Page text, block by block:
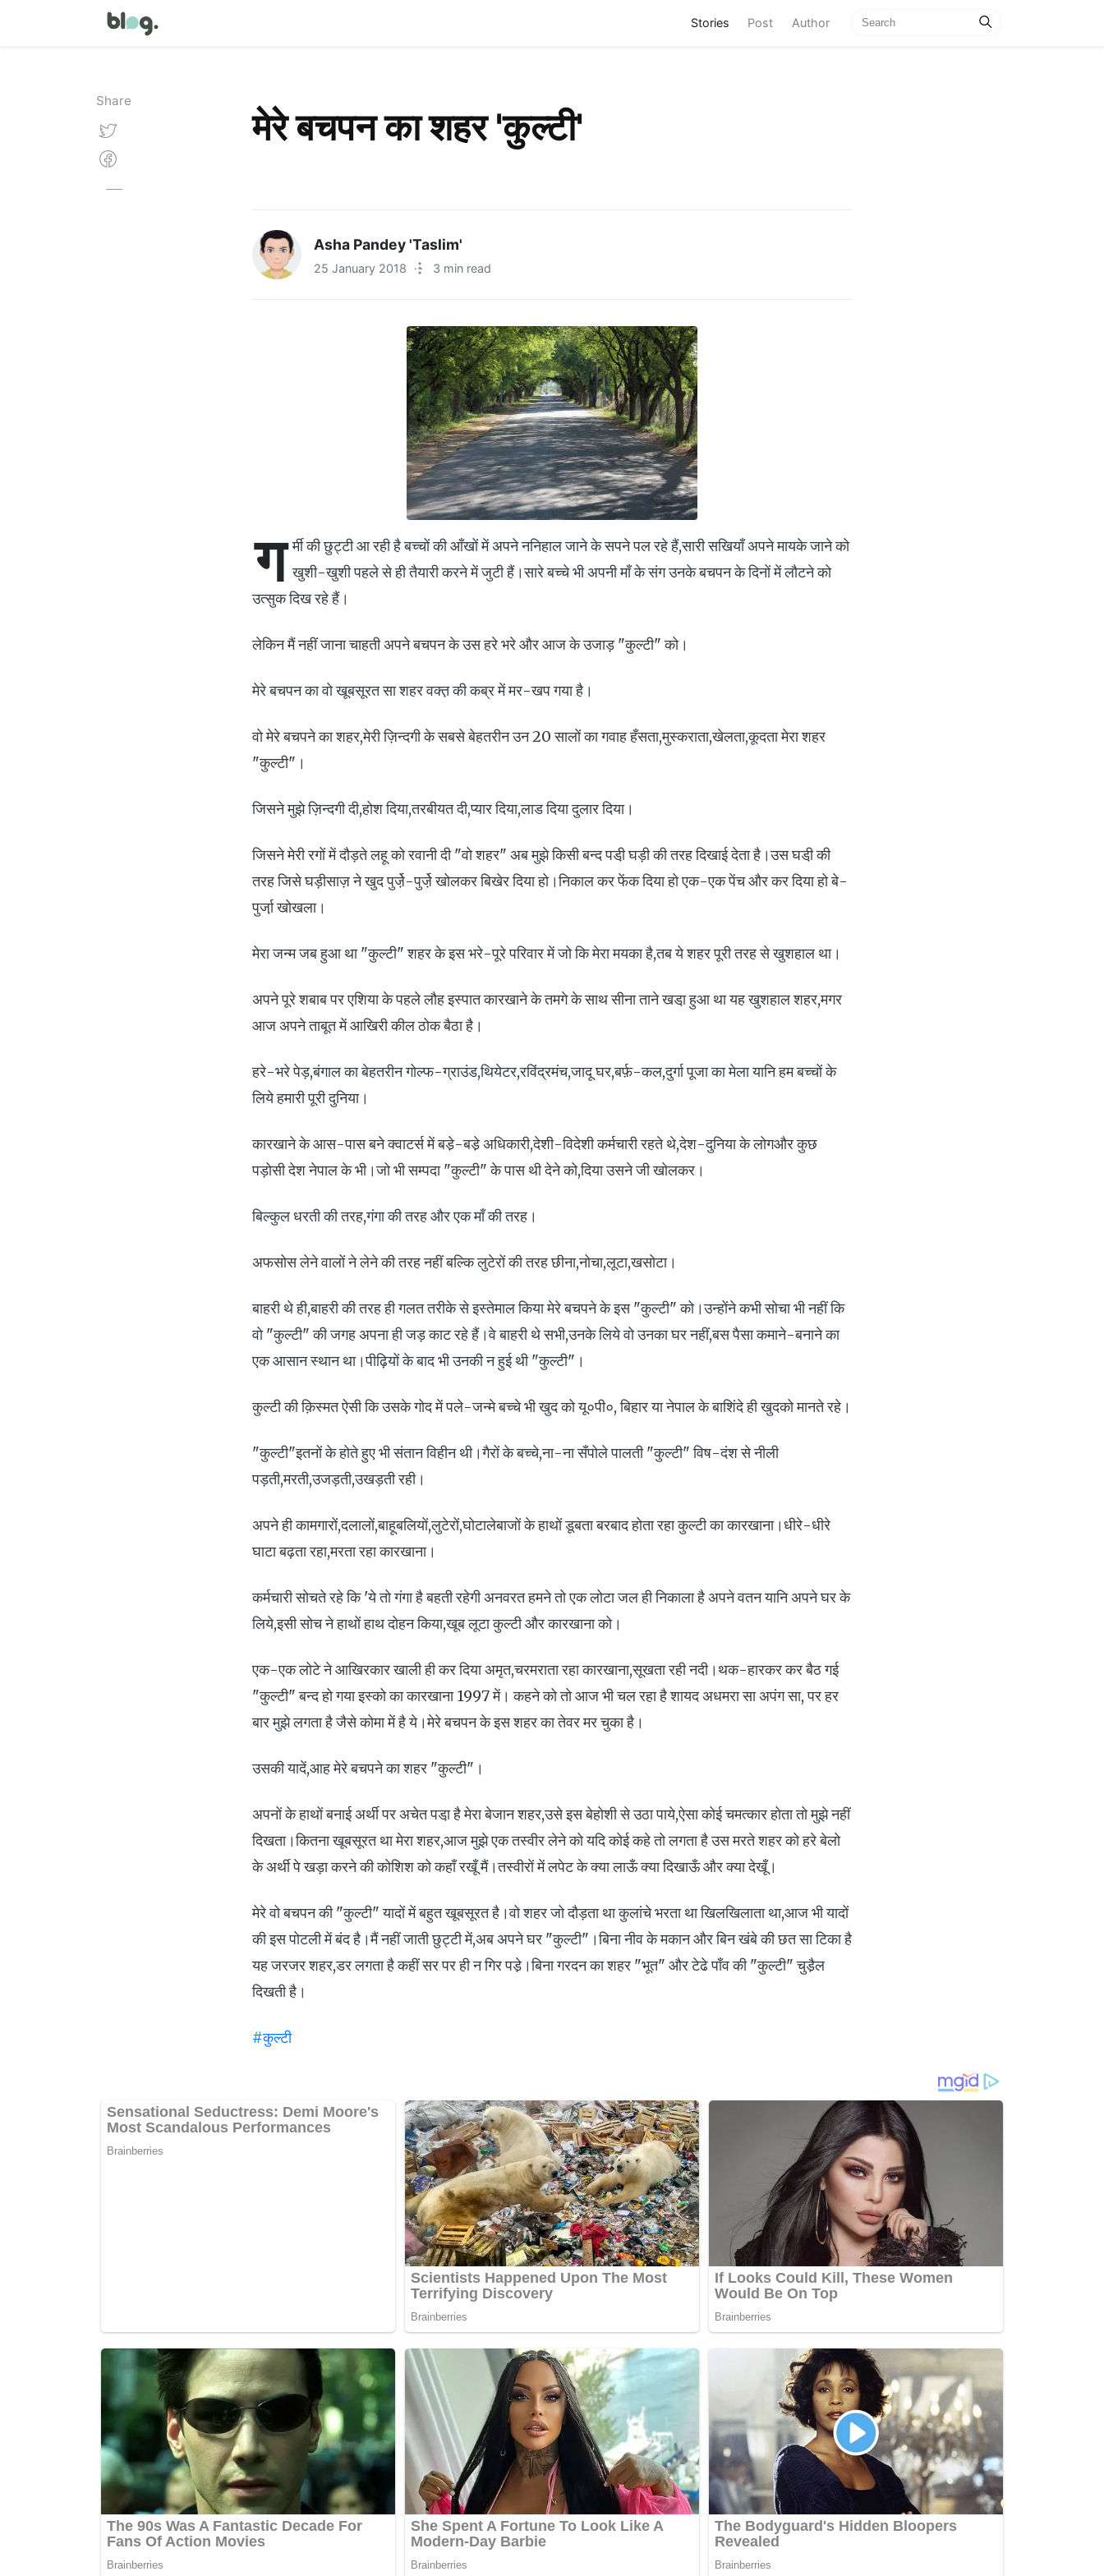
Stories (current)
Post Author
Share
मेरे बचपन का शहर 'कुल्टी'
Asha Pandey 'Taslim'
25 January 2018 · 3 min read
ग र्मी की छुट्टी आ रही है बच्चों की आँखों में अपने ननिहाल जाने के सपने पल रहे हैं,सारी सखियाँ अपने मायके जाने को
खुशी-खुशी पहले से ही तैयारी करने में जुटी हैं।सारे बच्चे भी अपनी माँ के संग उनके बचपन के दिनों में लौटने को
उत्सुक दिख रहे हैं।
लेकिन मैं नहीं जाना चाहती अपने बचपन के उस हरे भरे और आज के उजाड़ "कुल्टी" को।
मेरे बचपन का वो खूबसूरत सा शहर वक्त़ की कब्र में मर-खप गया है।
वो मेरे बचपने का शहर,मेरी ज़िन्दगी के सबसे बेहतरीन उन 20 सालों का गवाह हँसता,मुस्कराता,खेलता,कूदता मेरा शहर
"कुल्टी"।
जिसने मुझे ज़िन्दगी दी,होश दिया,तरबीयत दी,प्यार दिया,लाड दिया दुलार दिया।
जिसने मेरी रगों में दौड़ते लहू को रवानी दी "वो शहर" अब मुझे किसी बन्द पडी़ घड़ी की तरह दिखाई देता है।उस घडी़ की
तरह जिसे घड़ीसाज़ ने खुद पुर्जे़-पुर्जे़ खोलकर बिखेर दिया हो।निकाल कर फेंक दिया हो एक-एक पेंच और कर दिया हो बे-
पुर्जा़ खोखला।
मेरा जन्म जब हुआ था "कुल्टी" शहर के इस भरे-पूरे परिवार में जो कि मेरा मयका है,तब ये शहर पूरी तरह से खुशहाल था।
अपने पूरे शबाब पर एशिया के पहले लौह इस्पात कारखाने के तमगे के साथ सीना ताने खडा़ हुआ था यह खुशहाल शहर,मगर
आज अपने ताबूत में आखिरी कील ठोक बैठा है।
हरे-भरे पेड़,बंगाल का बेहतरीन गोल्फ-ग्राउंड,थियेटर,रविंद्रमंच,जादू घर,बर्फ़-कल,दुर्गा पूजा का मेला यानि हम बच्चों के
लिये हमारी पूरी दुनिया।
कारखाने के आस-पास बने क्वाटर्स में बडे़-बडे़ अधिकारी,देशी-विदेशी कर्मचारी रहते थे,देश-दुनिया के लोगऔर कुछ
पड़ोसी देश नेपाल के भी।जो भी सम्पदा "कुल्टी" के पास थी देने को,दिया उसने जी खोलकर।
बिल्कुल धरती की तरह,गंगा की तरह और एक माँ की तरह।
अफसोस लेने वालों ने लेने की तरह नहीं बल्कि लुटेरों की तरह छीना,नोचा,लूटा,खसोटा।
बाहरी थे ही,बाहरी की तरह ही गलत तरीके से इस्तेमाल किया मेरे बचपने के इस "कुल्टी" को।उन्होंने कभी सोचा भी नहीं कि
वो "कुल्टी" की जगह अपना ही जड़ काट रहे हैं।वे बाहरी थे सभी,उनके लिये वो उनका घर नहीं,बस पैसा कमाने-बनाने का
एक आसान स्थान था।पीढ़ियों के बाद भी उनकी न हुई थी "कुल्टी"।
कुल्टी की क़िस्मत ऐसी कि उसके गोद में पले-जन्मे बच्चे भी खुद को यू०पी०, बिहार या नेपाल के बाशिंदे ही खुदको मानते रहे।
"कुल्टी"इतनों के होते हुए भी संतान विहीन थी।गैरों के बच्चे,ना-ना सँपोले पालती "कुल्टी" विष-दंश से नीली
पड़ती,मरती,उजड़ती,उखड़ती रही।
अपने ही कामगारों,दलालों,बाहूबलियों,लुटेरों,घोटालेबाजों के हाथों डूबता बरबाद होता रहा कुल्टी का कारखाना।धीरे-धीरे
घाटा बढ़ता रहा,मरता रहा कारखाना।
कर्मचारी सोचते रहे कि 'ये तो गंगा है बहती रहेगी अनवरत हमने तो एक लोटा जल ही निकाला है अपने वतन यानि अपने घर के
लिये,इसी सोच ने हाथों हाथ दोहन किया,खूब लूटा कुल्टी और कारखाना को।
एक-एक लोटे ने आखिरकार खाली ही कर दिया अमृत,चरमराता रहा कारखाना,सूखता रही नदी।थक-हारकर कर बैठ गई
"कुल्टी" बन्द हो गया इस्को का कारखाना 1997 में। कहने को तो आज भी चल रहा है शायद अधमरा सा अपंग सा, पर हर
बार मुझे लगता है जैसे कोमा में है ये।मेरे बचपन के इस शहर का तेवर मर चुका है।
उसकी यादें,आह मेरे बचपने का शहर "कुल्टी"।
अपनों के हाथों बनाई अर्थी पर अचेत पडा़ है मेरा बेजान शहर,उसे इस बेहोशी से उठा पाये,ऐसा कोई चमत्कार होता तो मुझे नहीं
दिखता।कितना खूबसूरत था मेरा शहर,आज मुझे एक तस्वीर लेने को यदि कोई कहे तो लगता है उस मरते शहर को हरे बेलो
के अर्थी पे खड़ा करने की कोशिश को कहाँ रखूँ मैं।तस्वीरों में लपेट के क्या लाऊँ क्या दिखाऊँ और क्या देखूँ।
मेरे वो बचपन की "कुल्टी" यादों में बहुत खूबसूरत है।वो शहर जो दौड़ता था कुलांचे भरता था खिलखिलाता था,आज भी यादों
की इस पोटली में बंद है।मैं नहीं जाती छुट्टी में,अब अपने घर "कुल्टी"।बिना नीव के मकान और बिन खंबे की छत सा टिका है
यह जरजर शहर,डर लगता है कहीं सर पर ही न गिर पडे़।बिना गरदन का शहर "भूत" और टेढे पाँव की "कुल्टी" चुडै़ल
दिखती है।
#कुल्टी